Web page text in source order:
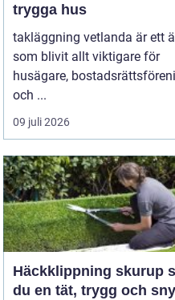
trygga hus
takläggning vetlanda är ett
som blivit allt viktigare för
husägare,
och ...
09 juli 2026
Häckklippning skurup så får
du en tät, trygg och